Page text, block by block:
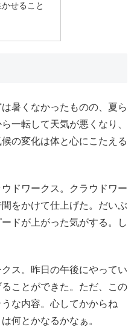
せること
暑くなかったものの、夏ら
一転して天気が悪くなり、
の変化は体と心にこたえる
ドワークス。クラウドワー
をかけて仕上げた。だいぶ
ドが上がった気がする。し
ス。昨日の午後にやってい
ことができた。ただ、この
な内容。心してかからね
何とかなるかなぁ。